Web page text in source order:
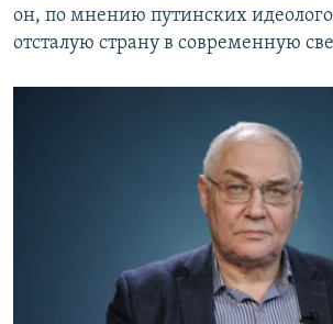
он, по мнению путинских
отсталую страну в современную